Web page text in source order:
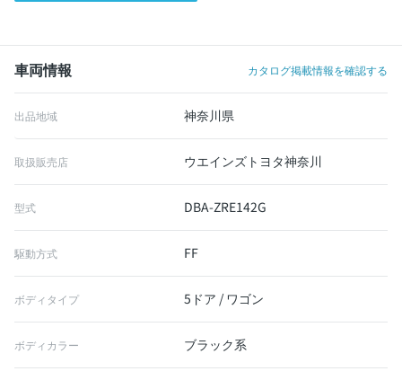
車両情報 カタログ掲載情報を確認する
出品地域 神奈川県
取扱販売店 ウエインズトヨタ神奈川
型式 DBA-ZRE142G
駆動方式 FF
ボディタイプ 5ドア / ワゴン
ボディカラー ブラック系